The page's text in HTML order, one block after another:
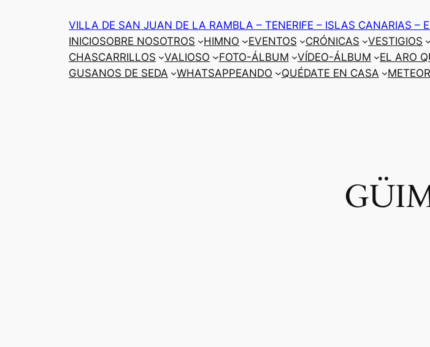
VILLA DE SAN JUAN DE LA RAMBLA – TENERIFE – ISLAS CANARIAS –
INICIOSOBRE NOSOTROS HIMNO EVENTOS CRÓNICAS VESTIGIOS
CHASCARRILLOS
VALIOSO FOTO-ÁLBUM VÍDEO-ÁLBUM EL ARO
GUSANOS DE SEDA
WHATSAPPEANDO QUÉDATE EN CASA